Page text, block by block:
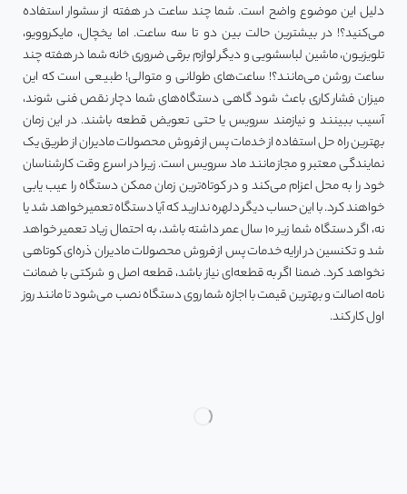
دلیل این موضوع واضح است. شما چند ساعت در هفته از سشوار استفاده
می‌کنید؟! در بیشترین حالت بین دو تا سه ساعت. اما یخچال، مایکروویو،
تلویزیون، ماشین لباسشویی و دیگر لوازم برقی ضروری خانه شما در هفته چند
ساعت روشن می‌مانند؟! ساعت‌های طولانی و متوالی! طبیعی است که این
میزان فشار کاری باعث شود گاهی دستگاه‌های شما دچار نقص فنی شوند،
آسیب ببینند و نیازمند سرویس یا حتی تعویض قطعه باشند. در این زمان
بهترین راه حل استفاده از خدمات پس از فروش محصولات مادیران از طریق یک
نمایندگی معتبر و مجاز مانند ماد سرویس است. زیرا در اسرع وقت کارشناسان
خود را به محل اعزام می‌کند و در کوتاه‌ترین زمان ممکن دستگاه را عیب یابی
خواهند کرد. با این حساب دیگر دلهره ندارید که آیا دستگاه تعمیر خواهد شد یا
نه، اگر دستگاه شما زیر ۱۰ سال عمر داشته باشد، به احتمال زیاد تعمیر خواهد
شد و تکنسین در ارایه خدمات پس از فروش محصولات مادیران ذره‌ای کوتاهی
نخواهد کرد. ضمنا اگر به قطعه‌ای نیاز باشد، قطعه اصل و شرکتی با ضمانت
نامه اصالت و بهترین قیمت با اجازه شما روی دستگاه نصب می‌شود تا مانند روز
اول کار کند.